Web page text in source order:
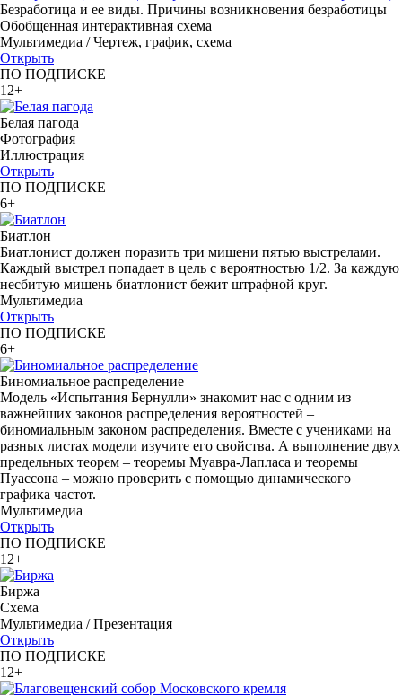
Безработица и ее виды. Причины возникновения безработицы
Обобщенная интерактивная схема
Мультимедиа / Чертеж, график, схема
Открыть
ПО ПОДПИСКЕ
12+
Белая пагода
Фотография
Иллюстрация
Открыть
ПО ПОДПИСКЕ
6+
Биатлон
Биатлонист должен поразить три мишени пятью выстрелами.
Каждый выстрел попадает в цель с вероятностью 1/2. За каждую
несбитую мишень биатлонист бежит штрафной круг.
Мультимедиа
Открыть
ПО ПОДПИСКЕ
6+
Биномиальное распределение
Модель «Испытания Бернулли» знакомит нас с одним из
важнейших законов распределения вероятностей –
биномиальным законом распределения. Вместе с учениками на
разных листах модели изучите его свойства. А выполнение двух
предельных теорем – теоремы Муавра-Лапласа и теоремы
Пуассона – можно проверить с помощью динамического
графика частот.
Мультимедиа
Открыть
ПО ПОДПИСКЕ
12+
Биржа
Схема
Мультимедиа / Презентация
Открыть
ПО ПОДПИСКЕ
12+